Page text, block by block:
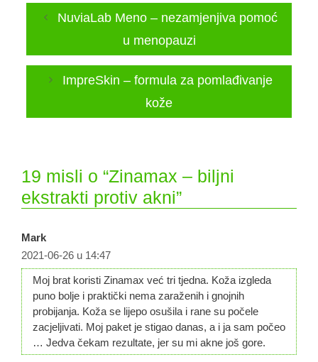
NuviaLab Meno – nezamjenjiva pomoć
u menopauzi
ImpreSkin – formula za pomlađivanje
kože
19 misli o “Zinamax – biljni
ekstrakti protiv akni”
Mark
2021-06-26 u 14:47
Moj brat koristi Zinamax već tri tjedna. Koža izgleda
puno bolje i praktički nema zaraženih i gnojnih
probijanja. Koža se lijepo osušila i rane su počele
zacjeljivati. Moj paket je stigao danas, a i ja sam počeo
… Jedva čekam rezultate, jer su mi akne još gore.